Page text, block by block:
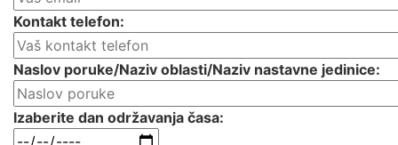
Kontakt telefon:
Naslov poruke/Naziv oblasti/Naziv nastavne jedinice:
Izaberite dan održavanja časa: